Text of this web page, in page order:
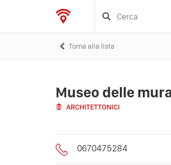
Torna alla lista
Museo delle
ARCHITETTONICI
0670475284